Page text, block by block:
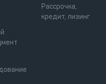
Рассрочка,
кредит, лизинг